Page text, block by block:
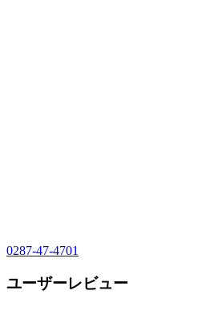
0287-47-4701
ユーザーレビュー